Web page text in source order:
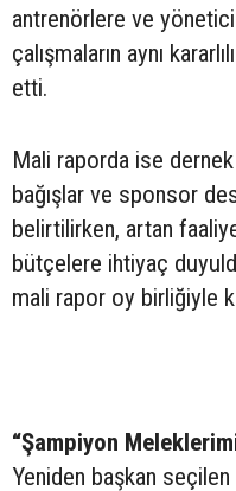
antrenörlere ve
çalışmaların aynı
etti.
Mali raporda ise
bağışlar ve sponsor
belirtilirken, artan
bütçelere ihtiyaç
mali rapor oy birliğiyle
“Şampiyon
Yeniden başkan seçilen